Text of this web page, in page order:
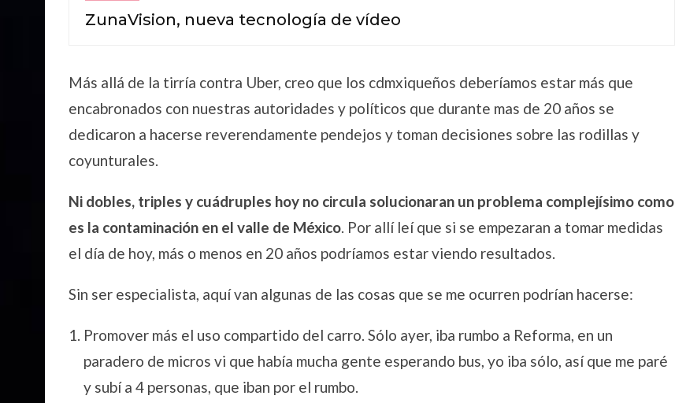
ZunaVision, nueva tecnología de vídeo
Más allá de la tirría contra Uber, creo que los cdmxiqueños deberíamos estar más que
encabronados con nuestras autoridades y políticos que durante mas de 20 años se
dedicaron a hacerse reverendamente pendejos y toman decisiones sobre las rodillas y
coyunturales.
Ni dobles, triples y cuádruples hoy no circula solucionaran un problema complejísimo como
es la contaminación en el valle de México. Por allí leí que si se empezaran a tomar medidas
el día de hoy, más o menos en 20 años podríamos estar viendo resultados.
Sin ser especialista, aquí van algunas de las cosas que se me ocurren podrían hacerse:
Promover más el uso compartido del carro. Sólo ayer, iba rumbo a Reforma, en un
paradero de micros vi que había mucha gente esperando bus, yo iba sólo, así que me paré
y subí a 4 personas, que iban por el rumbo.